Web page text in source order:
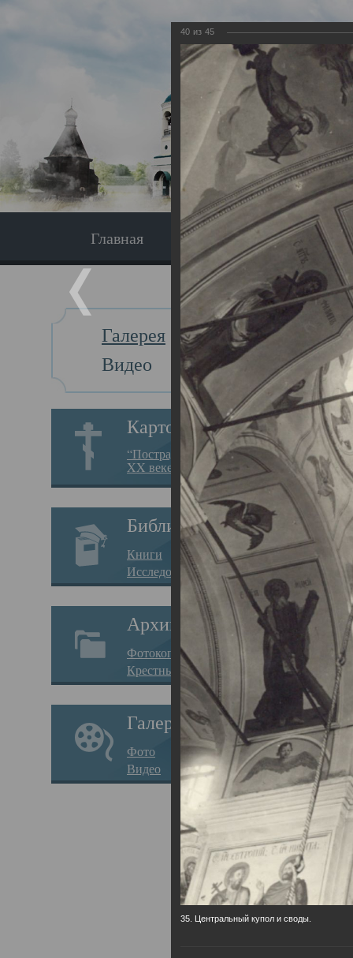
Главная Экскурсия
Галерея
Видео
Картотека
“Пострадавшие за веру в
XX веке на Севере”
Библиотека
Книги
Исследования
Архив
Фотокопии дел
Крестные ходы
Галерея
Фото
Видео
Главная
40 из 45
35. Центральный купол и своды.